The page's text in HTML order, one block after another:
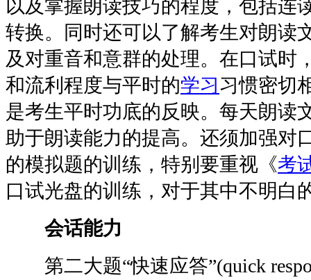
以及掌握朗读技巧的程度，包括连
转换。同时还可以了解考生对朗读
及对重音和意群的处理。在口试时
和流利程度与平时的学习习惯密切
是考生平时功底的反映。每天朗读
助于朗读能力的提高。还须加强对
的模拟题的训练，特别要重视《考
口试光盘的训练，对于其中不明白
会话能力
第二大题“快速应答”(quick